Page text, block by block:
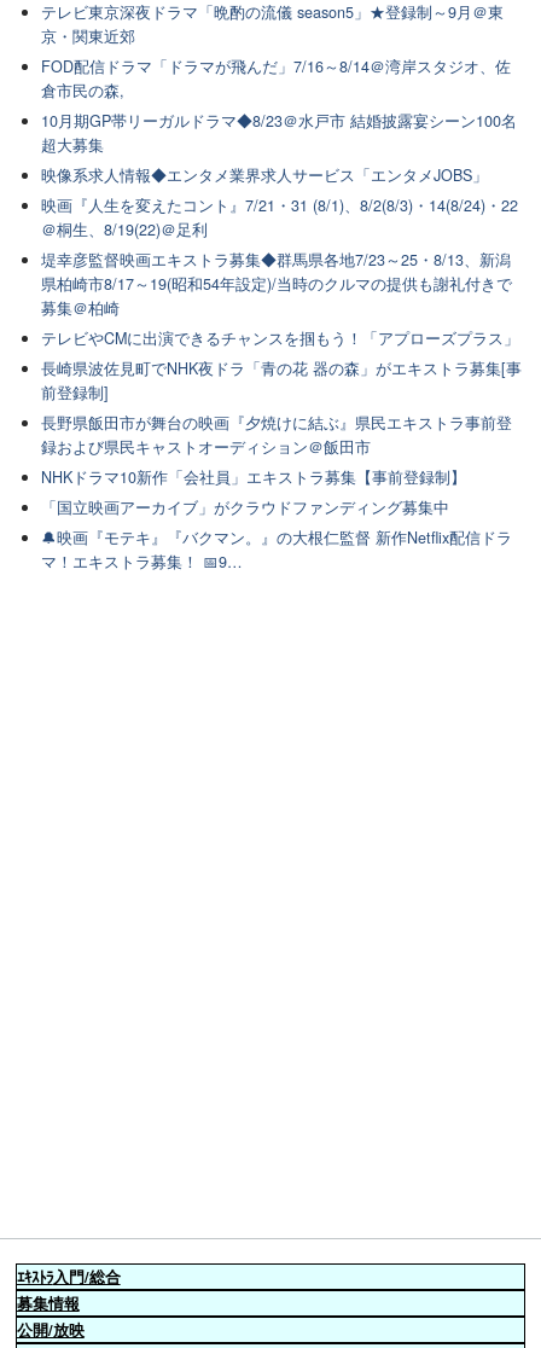
テレビ東京深夜ドラマ「晩酌の流儀 season5」★登録制～9月＠東
京・関東近郊
FOD配信ドラマ「ドラマが飛んだ」7/16～8/14＠湾岸スタジオ、佐
倉市民の森,
10月期GP帯リーガルドラマ◆8/23＠水戸市 結婚披露宴シーン100名
超大募集
映像系求人情報◆エンタメ業界求人サービス「エンタメJOBS」
映画『人生を変えたコント』7/21・31 (8/1)、8/2(8/3)・14(8/24)・22
＠桐生、8/19(22)＠足利
堤幸彦監督映画エキストラ募集◆群馬県各地7/23～25・8/13、新潟
県柏崎市8/17～19(昭和54年設定)/当時のクルマの提供も謝礼付きで
募集＠柏崎
テレビやCMに出演できるチャンスを掴もう！「アプローズプラス」
長崎県波佐見町でNHK夜ドラ「青の花 器の森」がエキストラ募集[事
前登録制]
長野県飯田市が舞台の映画『夕焼けに結ぶ』県民エキストラ事前登
録および県民キャストオーディション＠飯田市
NHKドラマ10新作「会社員」エキストラ募集【事前登録制】
「国立映画アーカイブ」がクラウドファンディング募集中
🔔映画『モテキ』『バクマン。』の大根仁監督 新作Netflix配信ドラ
マ！エキストラ募集！ 📅9…
ｴｷｽﾄﾗ入門/総合
募集情報
公開/放映